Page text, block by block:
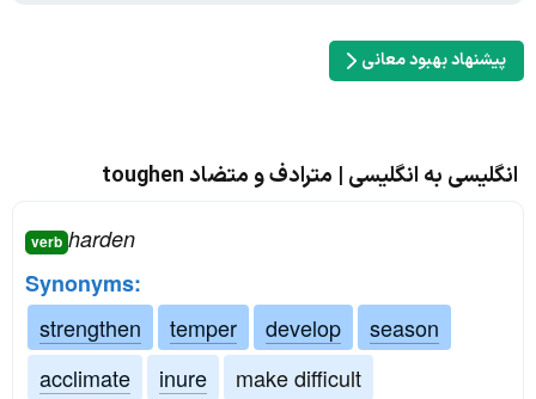
پیشنهاد بهبود معانی
انگلیسی به انگلیسی | مترادف و متضاد toughen
verb harden
Synonyms:
strengthen
temper develop
season
acclimate
inure
make difficult